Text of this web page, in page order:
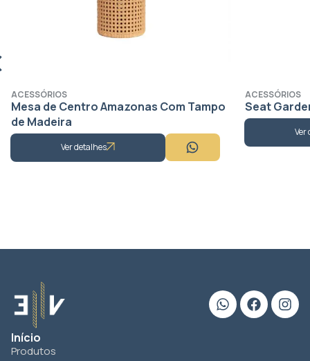
ACESSÓRIOS
Mesa de Centro Amazonas Com Tampo
de Madeira
Ver detalhes
ACESSÓRIOS
Seat
Ver
Início
Produtos